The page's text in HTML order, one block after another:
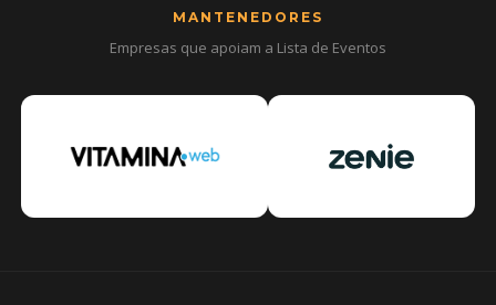
MANTENEDORES
Empresas que apoiam a Lista de Eventos